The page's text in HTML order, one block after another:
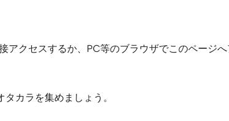
アクセスするか、PC等のブラウザでこのページ
カラを集めましょう。